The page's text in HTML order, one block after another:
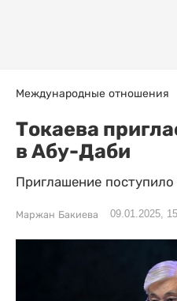
Международные отношения
Токаева
в Абу-Даби
Приглашение
Маржан Бакиева 09.01.2025,